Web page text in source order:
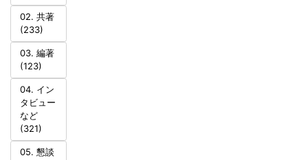
02. 共著
(233)
03. 編著
(123)
04. イン
タビュー
など
(321)
05. 懇談